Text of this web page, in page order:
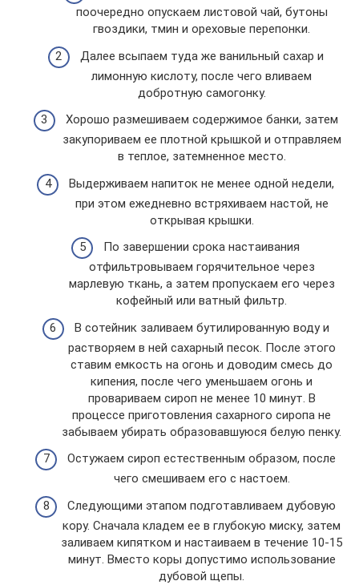
поочередно опускаем листовой чай, бутоны
гвоздики, тмин и ореховые перепонки.
Далее всыпаем туда же ванильный сахар и
лимонную кислоту, после чего вливаем
добротную самогонку.
Хорошо размешиваем содержимое банки, затем
закупориваем ее плотной крышкой и отправляем
в теплое, затемненное место.
Выдерживаем напиток не менее одной недели,
при этом ежедневно встряхиваем настой, не
открывая крышки.
По завершении срока настаивания
отфильтровываем горячительное через
марлевую ткань, а затем пропускаем его через
кофейный или ватный фильтр.
В сотейник заливаем бутилированную воду и
растворяем в ней сахарный песок. После этого
ставим емкость на огонь и доводим смесь до
кипения, после чего уменьшаем огонь и
провариваем сироп не менее 10 минут. В
процессе приготовления сахарного сиропа не
забываем убирать образовавшуюся белую пенку.
Остужаем сироп естественным образом, после
чего смешиваем его с настоем.
Следующими этапом подготавливаем дубовую
кору. Сначала кладем ее в глубокую миску, затем
заливаем кипятком и настаиваем в течение 10-15
минут. Вместо коры допустимо использование
дубовой щепы.